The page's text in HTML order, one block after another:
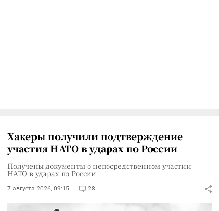
Хакеры получили подтверждение
участия НАТО в ударах по России
Получены документы о непосредственном участии
НАТО в ударах по России
7 августа 2026, 09:15 28